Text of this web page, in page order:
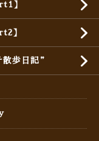
】
】
歩日記”